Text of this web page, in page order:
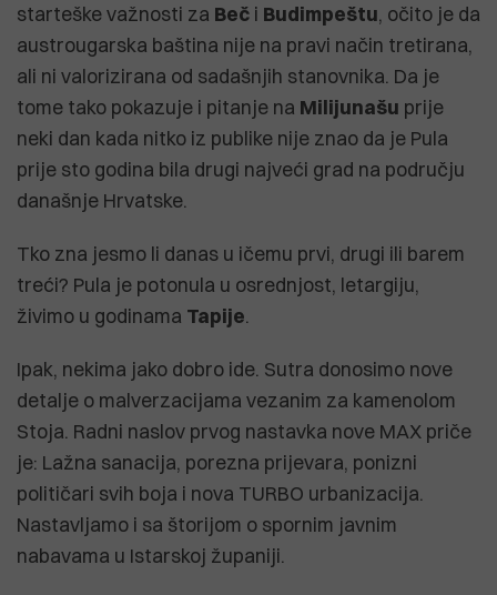
starteške važnosti za Beč i Budimpeštu, očito je da
austrougarska baština nije na pravi način tretirana,
ali ni valorizirana od sadašnjih stanovnika. Da je
tome tako pokazuje i pitanje na Milijunašu prije
neki dan kada nitko iz publike nije znao da je Pula
prije sto godina bila drugi najveći grad na području
današnje Hrvatske.
Tko zna jesmo li danas u ičemu prvi, drugi ili barem
treći? Pula je potonula u osrednjost, letargiju,
živimo u godinama Tapije.
Ipak, nekima jako dobro ide. Sutra donosimo nove
detalje o malverzacijama vezanim za kamenolom
Stoja. Radni naslov prvog nastavka nove MAX priče
je: Lažna sanacija, porezna prijevara, ponizni
političari svih boja i nova TURBO urbanizacija.
Nastavljamo i sa štorijom o spornim javnim
nabavama u Istarskoj županiji.